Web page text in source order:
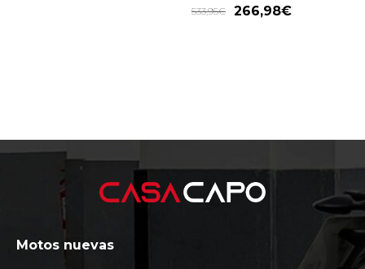
533,95€ 266,98€
Motos nuevas